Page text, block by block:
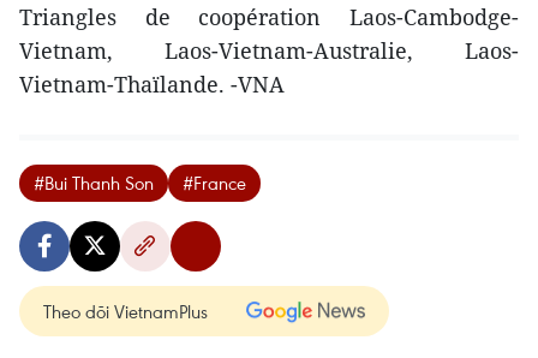
Triangles de coopération Laos-Cambodge-
Vietnam, Laos-Vietnam-Australie, Laos-
Vietnam-Thaïlande. -VNA
#Bui Thanh Son #France
Theo dõi VietnamPlus